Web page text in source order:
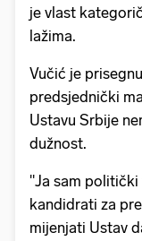
je vlast
lažima.
Vučić je
predsjednički
Ustavu Srbije
dužnost.
"Ja sam politički
kandidrati za
mijenjati Ustav